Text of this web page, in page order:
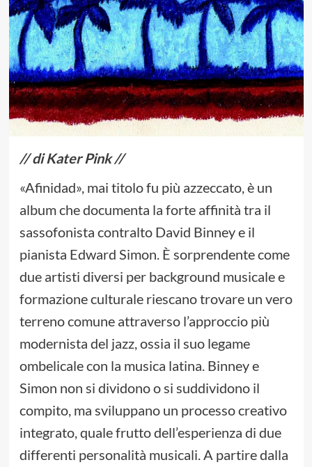
// di Kater Pink //
«Afinidad», mai titolo fu più azzeccato, è un
album che documenta la forte affinità tra il
sassofonista contralto David Binney e il
pianista Edward Simon. È sorprendente come
due artisti diversi per background musicale e
formazione culturale riescano trovare un vero
terreno comune attraverso l’approccio più
modernista del jazz, ossia il suo legame
ombelicale con la musica latina. Binney e
Simon non si dividono o si suddividono il
compito, ma sviluppano un processo creativo
integrato, quale frutto dell’esperienza di due
differenti personalità musicali. A partire dalla